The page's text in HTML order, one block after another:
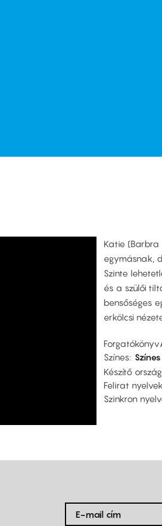
Katie (Barbra
egymásnak,
Szinte
és a szülői
bensőséges
erkölcsi
Forgatókönyv
Színes Színes
Készítő
Felirat nyelvek
Szinkron